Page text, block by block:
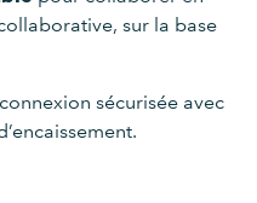
sur la base
sécurisée avec